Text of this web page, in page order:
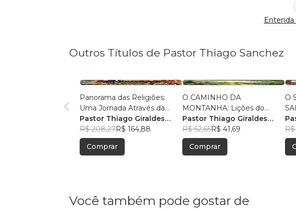
Entenda
Outros Títulos de Pastor Thiago Sanchez
Panorama das Religiões:
Uma Jornada Através da
Diversidade Espiritual
Pastor Thiago Giraldes
Sanchez
R$ 208,27R$ 164,88
Comprar
O CAMINHO DA
MONTANHA: Lições do
Sermão de Jesus
Pastor Thiago Giraldes
Sanchez
R$ 52,65R$ 41,69
Comprar
O
Você também pode gostar de